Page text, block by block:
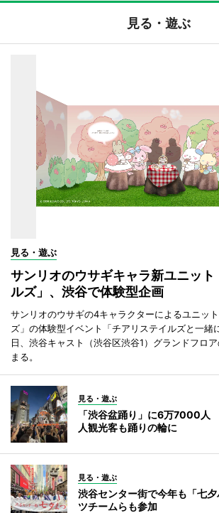
見る・遊ぶ
見る・遊ぶ
サンリオのウサギキャラ新ユニット
ルズ」、渋谷で体験型企画
サンリオのウサギの4キャラクターによるユニッ
ズ」の体験型イベント「チアリステイルズと一緒
日、渋谷キャスト（渋谷区渋谷1）グランドフロ
まる。
見る・遊ぶ
「渋谷盆踊り」に6万7000
人観光客も踊りの輪に
見る・遊ぶ
渋谷センター街で今年も「七
ツチームらも参加